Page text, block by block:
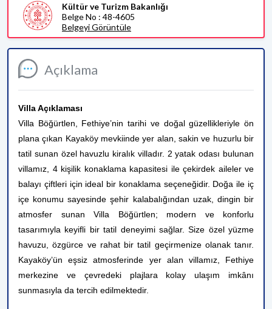
Açıklama
Villa Açıklaması
Villa Böğürtlen, Fethiye’nin tarihi ve doğal güzellikleriyle ön
plana çıkan Kayaköy mevkiinde yer alan, sakin ve huzurlu bir
tatil sunan özel havuzlu kiralık villadır. 2 yatak odası bulunan
villamız, 4 kişilik konaklama kapasitesi ile çekirdek aileler ve
balayı çiftleri için ideal bir konaklama seçeneğidir. Doğa ile iç
içe konumu sayesinde şehir kalabalığından uzak, dingin bir
atmosfer sunan Villa Böğürtlen; modern ve konforlu
tasarımıyla keyifli bir tatil deneyimi sağlar. Size özel yüzme
havuzu, özgürce ve rahat bir tatil geçirmenize olanak tanır.
Kayaköy’ün eşsiz atmosferinde yer alan villamız, Fethiye
merkezine ve çevredeki plajlara kolay ulaşım imkânı
sunmasıyla da tercih edilmektedir.
Kültür ve Turizm Bakanlığı
Belge No : 48-4605
Belgeyi Görüntüle